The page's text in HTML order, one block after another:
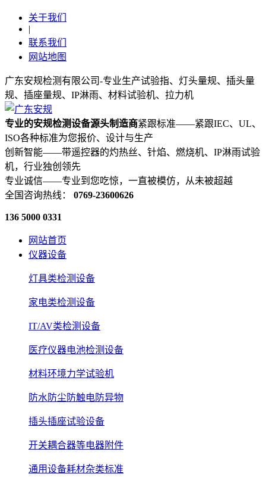
关于我们
|
联系我们
网站地图
广东安规检测有限公司-专业生产试验指、灯头量规、插头量
规、插座量规、IP淋雨、材料试验机、拉力机
专业的安规检测设备源头制造商紧跟标准——紧跟IEC、UL、
ISO各种标准为您报价、设计与生产
创新智能——带遥控器的灼热丝、针焰、燃烧机、IP淋雨试验
机，行业独创领先
专业诚信——专业到您吃惊，一直被模仿，从未被超越
全国咨询热线： 0769-23600626
136 5000 0331
网站首页
仪器设备
灯具类检测设备
家电类检测设备
IT/AV类检测设备
医疗仪器电池检测设备
材料环境力学试验机
防水防尘防触电防异物
插头插座试验设备
开关耦合器等电器附件
通用设备耗材杂类标准